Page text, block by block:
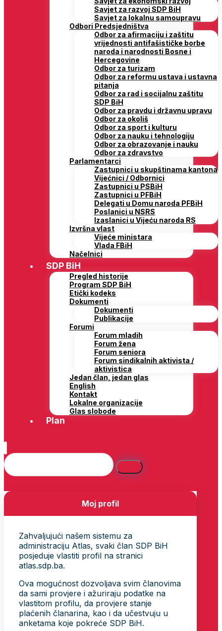
Savjet za razvoj SDP BiH
Savjet za lokalnu samoupravu
Odbori Predsjedništva
Odbor za afirmaciju i zaštitu
vrijednosti antifašističke borbe
naroda i narodnosti Bosne i
Hercegovine
Odbor za turizam
Odbor za reformu ustava i ustavna
pitanja
Odbor za rad i socijalnu zaštitu
SDP BiH
Odbor za pravdu i državnu upravu
Odbor za okoliš
Odbor za sport i kulturu
Odbor za nauku i tehnologiju
Odbor za obrazovanje i nauku
Odbor za zdravstvo
Parlamentarci
Zastupnici u skupštinama kantona
Vijećnici / Odbornici
Zastupnici u PSBiH
Zastupnici u PFBiH
Delegati u Domu naroda PFBiH
Poslanici u NSRS
Izaslanici u Vijeću naroda RS
Izvršna vlast
Vijeće ministara
Vlada FBiH
Načelnici
SDP BiH
Pregled historije
Program SDP BiH
Etički kodeks
Dokumenti
Dokumenti
Publikacije
Forumi
Forum mladih
Forum žena
Forum seniora
Forum sindikalnih aktivista /
aktivistica
Jedan član, jedan glas
English
Kontakt
Lokalne organizacije
Glas slobode
Plan
Moj profil
Zahvaljujući našem sistemu za
administraciju Atlas, svaki član SDP BiH
posjeduje vlastiti profil na stranici
atlas.sdp.ba.
Ova mogućnost dozvoljava svim članovima
da sami provjere i ažuriraju podatke na
vlastitom profilu, da provjere stanje
plaćenih članarina, kao i da učestvuju u
anketama koje pokreće SDP BiH.